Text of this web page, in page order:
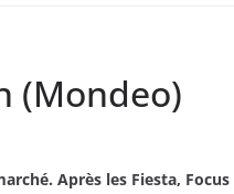
(Mondeo)
Après les Fiesta, Focus